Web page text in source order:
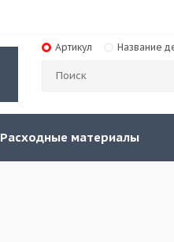
Артикул Название
Расходные материалы